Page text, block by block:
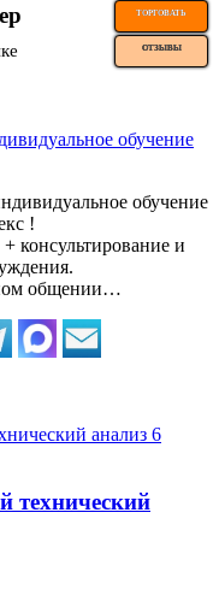
ТОРГОВАТЬ
ОТЗЫВЫ
обучение
!
консультирование и
общении…
технический